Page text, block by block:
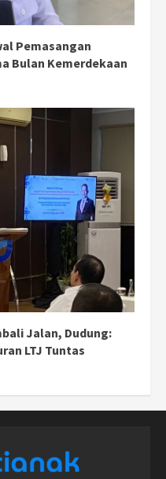
Pemasangan
Bulan Kemerdekaan
Jalan, Dudung:
LTJ Tuntas